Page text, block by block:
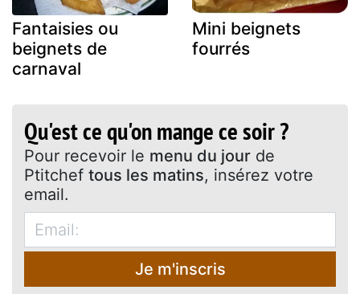
Fantaisies ou
beignets de
carnaval
Mini beignets
fourrés
Qu'est ce qu'on mange ce soir ?
Pour recevoir le menu du jour de
Ptitchef tous les matins, insérez votre
email.
Je m'inscris